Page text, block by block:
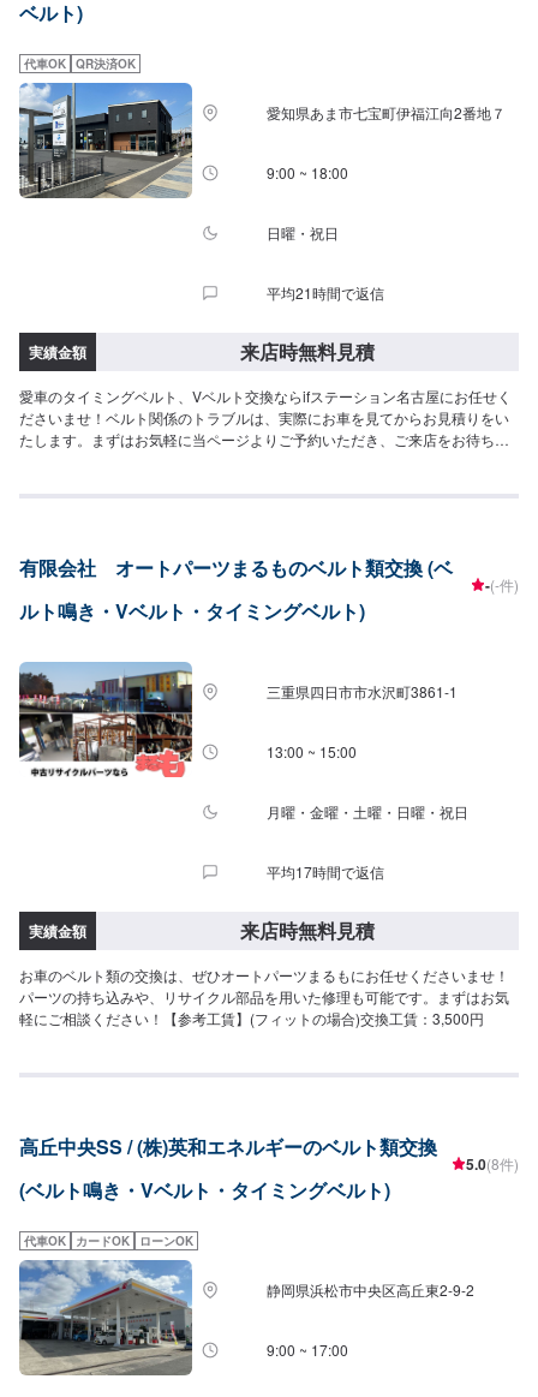
ベルト)
代車OK QR決済OK
愛知県あま市七宝町伊福江向2番地７
9:00 ~ 18:00
日曜・祝日
平均21時間で返信
実績金額 来店時無料見積
愛車のタイミングベルト、Vベルト交換ならifステーション名古屋にお任せく
ださいませ！ベルト関係のトラブルは、実際にお車を見てからお見積りをい
たします。まずはお気軽に当ページよりご予約いただき、ご来店をお待ちし
有限会社 オートパーツまるものベルト類交換 (ベ
ルト鳴き・Vベルト・タイミングベルト)
-(-件)
三重県四日市市水沢町3861-1
13:00 ~ 15:00
月曜・金曜・土曜・日曜・祝日
平均17時間で返信
実績金額 来店時無料見積
お車のベルト類の交換は、ぜひオートパーツまるもにお任せくださいませ！
パーツの持ち込みや、リサイクル部品を用いた修理も可能です。まずはお気
軽にご相談ください！【参考工賃】(フィットの場合)交換工賃：3,500円
高丘中央SS / (株)英和エネルギーのベルト類交換
(ベルト鳴き・Vベルト・タイミングベルト)
5.0(8件)
代車OK カードOK ローンOK
静岡県浜松市中央区高丘東2-9-2
9:00 ~ 17:00